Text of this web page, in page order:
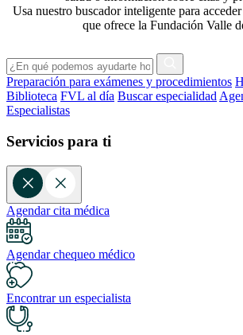
Usa nuestro buscador inteligente para
que ofrece la Fundación Valle
Preparación para exámenes y procedimientos
Biblioteca FVL al día Buscar especialidad
Especialistas
Servicios para ti
Agendar cita médica
Agendar chequeo médico
Encontrar un especialista